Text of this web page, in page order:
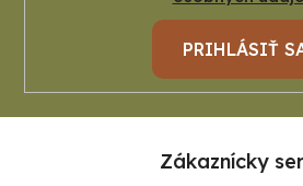
PRIHLÁSIŤ
Zákaznícky